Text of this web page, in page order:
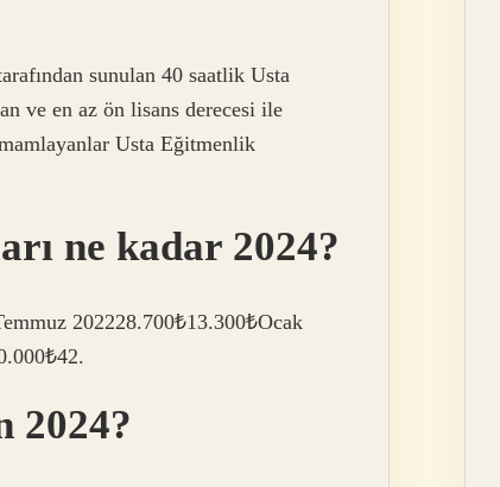
sunulan 40 saatlik Usta
ve en az ön lisans derecesi ile
Usta Eğitmenlik
ne kadar 2024?
202228.700₺13.300₺Ocak
2024?